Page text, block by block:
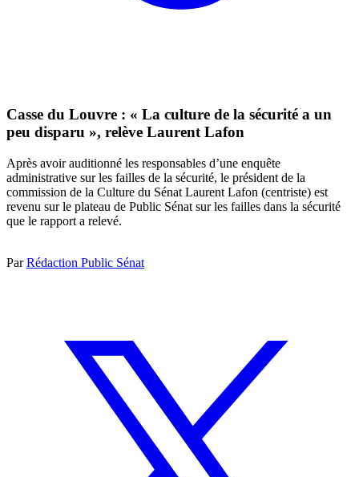
Casse du Louvre : « La culture de la sécurité a un
peu disparu », relève Laurent Lafon
Après avoir auditionné les responsables d’une enquête
administrative sur les failles de la sécurité, le président de la
commission de la Culture du Sénat Laurent Lafon (centriste) est
revenu sur le plateau de Public Sénat sur les failles dans la sécurité
que le rapport a relevé.
ParRédaction Public Sénat